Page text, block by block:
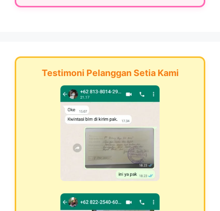
Testimoni Pelanggan Setia Kami